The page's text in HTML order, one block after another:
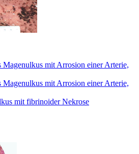
Magenulkus mit Arrosion einer Arterie,
Magenulkus mit Arrosion einer Arterie,
mit fibrinoider Nekrose